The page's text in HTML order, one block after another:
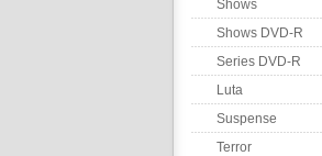
Shows
Shows DVD-R
Series DVD-R
Luta
Suspense
Terror